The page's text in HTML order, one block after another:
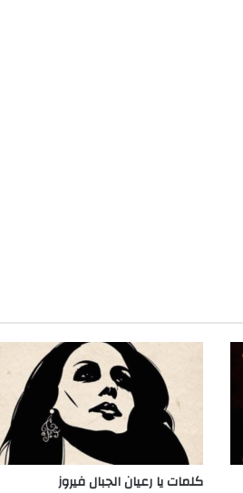
كلمات يا رعيان الجبال فيروز